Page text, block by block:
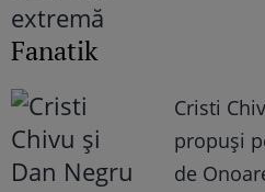
Fanatik
Cristi
propuși
de